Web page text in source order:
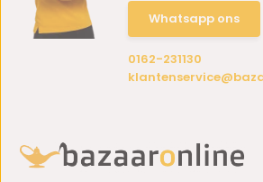
Whatsapp ons
0162-231130